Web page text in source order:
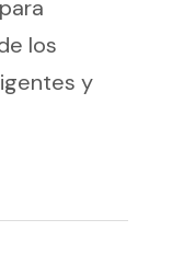
los
y